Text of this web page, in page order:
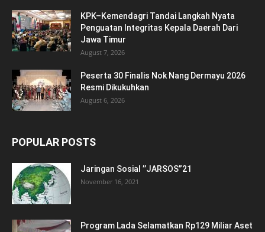
KPK–Kemendagri Tandai Langkah Nyata
Penguatan Integritas Kepala Daerah Dari
Jawa Timur
August 7, 2026
Peserta 30 Finalis Nok Nang Dermayu 2026
Resmi Dikukuhkan
August 6, 2026
POPULAR POSTS
Jaringan Sosial ’’JARSOS”21
November 16, 2021
Program Lada Selamatkan Rp129 Miliar Aset